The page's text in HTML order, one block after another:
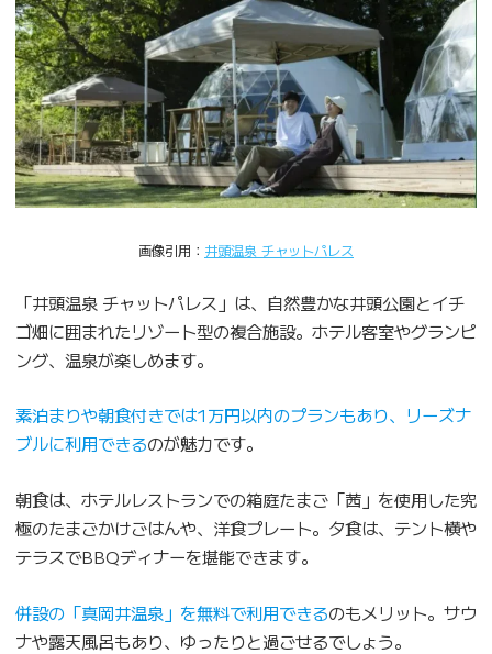
画像引用： 井頭温泉 チャットパレス
「井頭温泉 チャットパレス」は、自然豊かな井頭公園とイチ
ゴ畑に囲まれたリゾート型の複合施設。ホテル客室やグランピ
ング、温泉が楽しめます。
素泊まりや朝食付きでは1万円以内のプランもあり、リーズナ
ブルに利用できるのが魅力です。
朝食は、ホテルレストランでの箱庭たまご「茜」を使用した究
極のたまごかけごはんや、洋食プレート。夕食は、テント横や
テラスでBBQディナーを堪能できます。
併設の「真岡井温泉」を無料で利用できるのもメリット。サウ
ナや露天風呂もあり、ゆったりと過ごせるでしょう。